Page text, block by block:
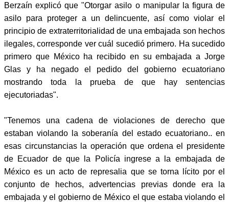
Berzaín explicó que "Otorgar asilo o manipular la figura de
asilo para proteger a un delincuente, así como violar el
principio de extraterritorialidad de una embajada son hechos
ilegales, corresponde ver cuál sucedió primero. Ha sucedido
primero que México ha recibido en su embajada a Jorge
Glas y ha negado el pedido del gobierno ecuatoriano
mostrando toda la prueba de que hay sentencias
ejecutoriadas".
"Tenemos una cadena de violaciones de derecho que
estaban violando la soberanía del estado ecuatoriano.. en
esas circunstancias la operación que ordena el presidente
de Ecuador de que la Policía ingrese a la embajada de
México es un acto de represalia que se torna lícito por el
conjunto de hechos, advertencias previas donde era la
embajada y el gobierno de México el que estaba violando el